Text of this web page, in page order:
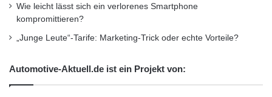
Der Pflegezustand der Sicherheitsausrüstung
darf nicht unterschätzt werden. Ob
Lederkombi oder Textilkleidung, beide
brauchen regelmäßige und gründliche
Wie leicht lässt sich ein verlorenes Smartphone
kompromittieren?
„Junge Leute“-Tarife: Marketing-Trick oder echte Vorteile?
Automotive-Aktuell.de ist ein Projekt von: